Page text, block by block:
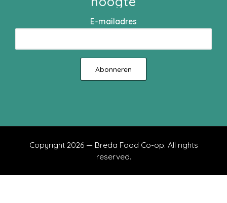
E-mailadres
Copyright 2026 — Breda Food Co-op. All rights
reserved.